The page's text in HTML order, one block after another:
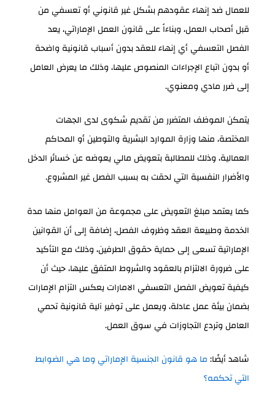
للعمال ضد إنهاء عقودهم بشكل غير قانوني أو تعسفي من
قبل أصحاب العمل، وبناءاً على قانون العمل الإماراتي، يعد
الفصل التعسفي أي إنهاء للعقد بدون أسباب قانونية واضحة
أو بدون اتباع الإجراءات المنصوص عليها، وذلك ما يعرض العامل
إلى ضرر مادي ومعنوي.
يتمكن الموظف المتضرر من تقديم شكوى لدى الجهات
المختصة، منها وزارة الموارد البشرية والتوطين أو المحاكم
العمالية، وذلك للمطالبة بتعويض مالي يعوضه عن خسائر الدخل
والأضرار النفسية التي لحقت به بسبب الفصل غير المشروع.
كما يعتمد مبلغ التعويض على مجموعة من العوامل منها مدة
الخدمة وطبيعة العقد وظروف الفصل، إضافة إلى أن القوانين
الإماراتية تسعى إلى حماية حقوق الطرفين، وذلك مع التأكيد
على ضرورة الالتزام بالعقود والشروط المتفق عليها، حيث أن
كيفية تعويض الفصل التعسفي الامارات يعكس التزام الإمارات
بضمان بيئة عمل عادلة، ويعمل على توفير آلية قانونية تحمي
العامل وتردع التجاوزات في سوق العمل.
شاهد أيضًا:ما هو قانون الجنسية الإماراتي وما هي الضوابط
التي تحكمه؟